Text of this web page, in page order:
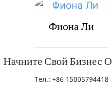
Фиона Ли
Начните Свой Бизнес
Тел.: +86 15005794418